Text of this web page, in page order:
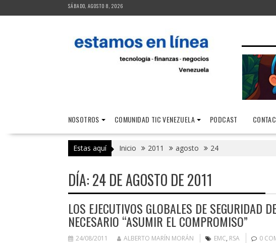
al
SÁBADO, AGOSTO 8, 2026
NOSOTROS COMUNIDAD TIC VENEZUELA PODCAST
Estas aquí Inicio 2011 agosto 24
DÍA:24 DE AGOSTO DE 2011
LOS EJECUTIVOS GLOBALES DE SEGURIDAD
NECESARIO “ASUMIR EL COMPROMISO”
24/08/2011 ALBERTO MARÍN MORÁN EMC, RSA 0